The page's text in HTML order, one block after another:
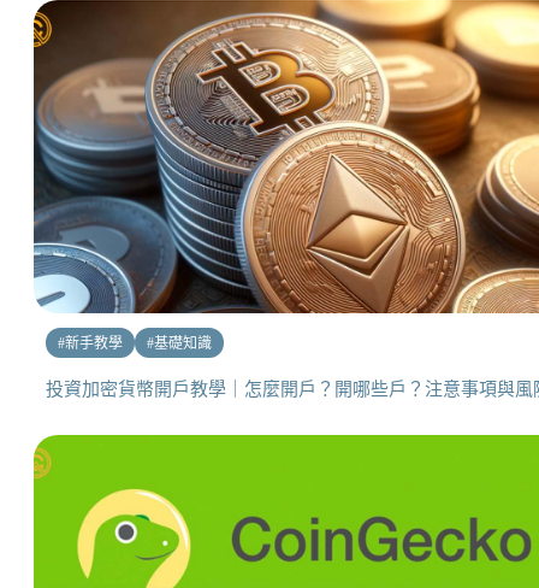
#新手教學 #基礎知識
投資加密貨幣開戶教學｜怎麼開戶？開哪些戶？注意事項與風